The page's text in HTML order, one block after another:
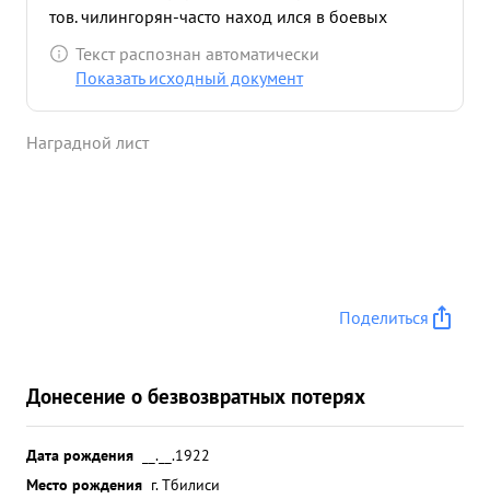
тов. чилингорян-часто наход ился в боевых
порядках подразделе нии. там, где связь было не
устой чивой, исправляя сам лично порывы в
Текст распознан автоматически
Показать исходный документ
Наградной лист
Поделиться
Донесение о безвозвратных потерях
Дата рождения
__.__.1922
Место рождения г. Тбилиси